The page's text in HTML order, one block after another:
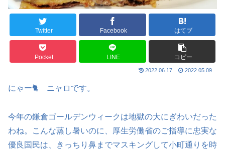
Twitter Facebook はてブ
Pocket LINE コピー
2022.06.17 2022.05.09
にゃー🐈 ニャロです。
今年の鎌倉ゴールデンウィークは地獄の大にぎわいだった
わね。こんな蒸し暑いのに、厚生労働省のご指導に忠実な
優良国民は、きっちり鼻までマスキングして小町通りを時